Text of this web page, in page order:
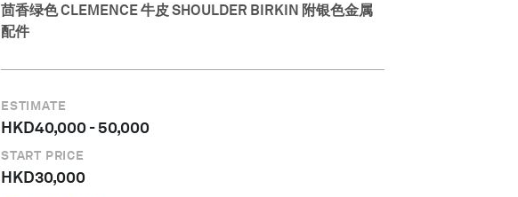
茴香绿色 CLEMENCE 牛皮 SHOULDER BIRKIN 附银色金属
配件
ESTIMATE
HKD40,000-50,000
START PRICE
HKD30,000